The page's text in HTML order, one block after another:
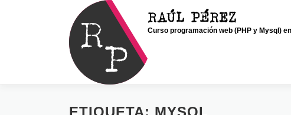
RAÚL PÉREZ
Curso programación web (PHP y Mysql)
ETIQUETA: MYSQL